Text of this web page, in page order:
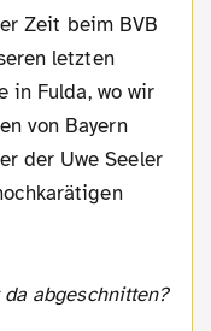
Zeit beim BVB
letzten
in Fulda, wo wir
von Bayern
der Uwe Seeler
abgeschnitten?